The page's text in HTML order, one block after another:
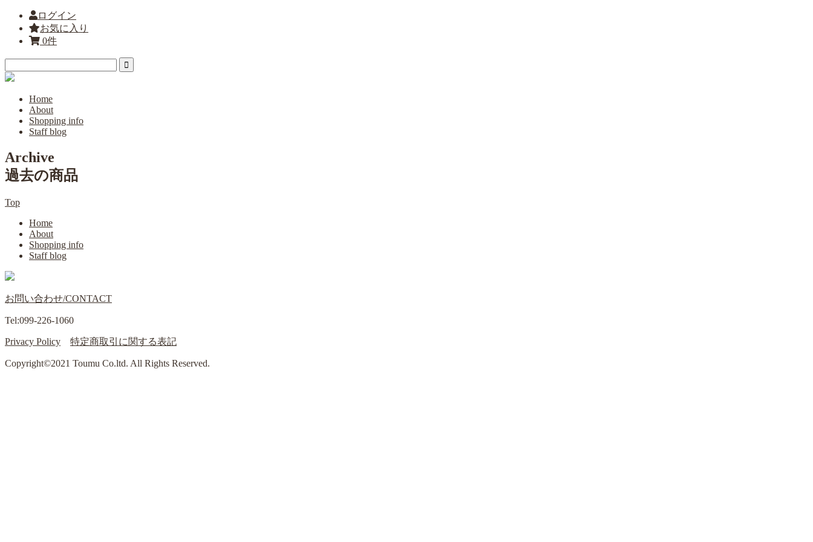
ログイン
お気に入り
0件
Home
About
Shopping info
Staff blog
Archive
過去の商品
Top
Home
About
Shopping info
Staff blog
お問い合わせ/CONTACT
Tel:099-226-1060
Privacy Policy 特定商取引に関する表記
Copyright©2021 Toumu Co.ltd. All Rights Reserved.